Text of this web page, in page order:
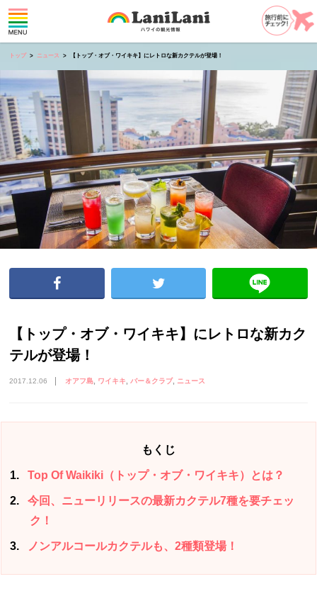
トップ ニュース 【トップ・オブ・ワイキキ】にレトロな新カクテルが登場！
【トップ・オブ・ワイキキ】にレトロな新カク
テルが登場！
2017.12.06 オアフ島 ワイキキ バー＆クラブ ニュース
もくじ
1 Top Of Waikiki（トップ・オブ・ワイキキ）とは？
2
今回、ニューリリースの最新カクテル7種を要チェッ
ク！
3 ノンアルコールカクテルも、2種類登場！